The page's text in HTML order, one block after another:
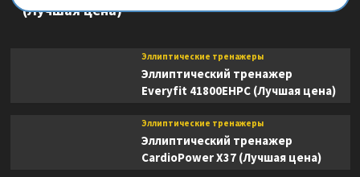
CL611
(Лучшая цена)
Эллиптические тренажеры
Эллиптический тренажер
Everyfit 41800EHPC (Лучшая цена)
Эллиптические тренажеры
Эллиптический тренажер
CardioPower X37 (Лучшая цена)